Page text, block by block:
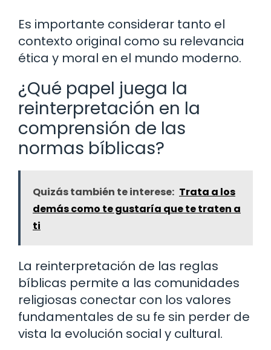
Es importante considerar tanto el
contexto original como su relevancia
ética y moral en el mundo moderno.
¿Qué papel juega la
reinterpretación en la
comprensión de las
normas bíblicas?
Quizás también te interese: Trata a los
demás como te gustaría que te traten a
ti
La reinterpretación de las reglas
bíblicas permite a las comunidades
religiosas conectar con los valores
fundamentales de su fe sin perder de
vista la evolución social y cultural.